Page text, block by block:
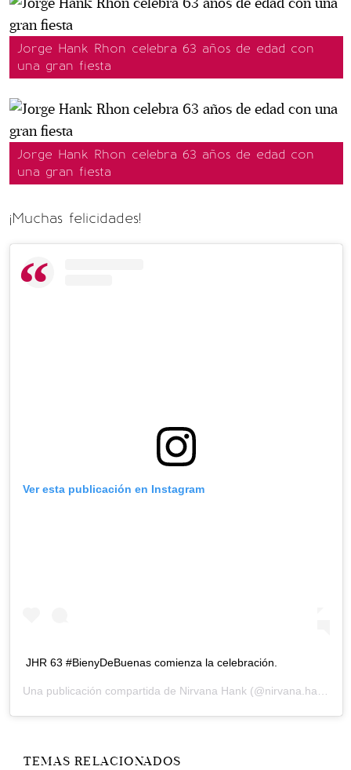
Jorge Hank Rhon celebra 63 años de edad con
una gran fiesta
Jorge Hank Rhon celebra 63 años de edad con
una gran fiesta
¡Muchas felicidades!
Ver esta publicación en Instagram
JHR 63 #BienyDeBuenas comienza la celebración.
Una publicación compartida de Nirvana Hank (@nirvana.hank) el
TEMAS RELACIONADOS